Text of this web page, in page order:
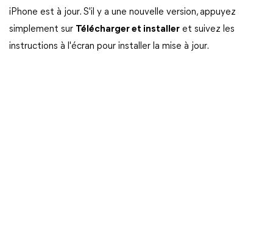
iPhone est à jour. S'il y a une nouvelle version, appuyez
simplement sur Télécharger et installer et suivez les
instructions à l'écran pour installer la mise à jour.